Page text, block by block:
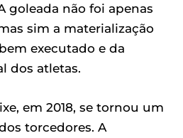
goleada não foi apenas
sim a materialização
executado e da
dos atletas.
em 2018, se tornou um
torcedores. A